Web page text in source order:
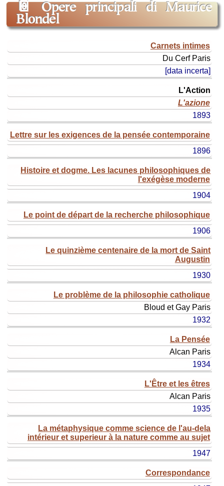
📔
Opere principali di Maurice
Blondel
originale
ital.
Carnets intimes
Du Cerf Paris
[data incerta]
L'Action
L'azione
1893
Lettre sur les exigences de la pensée contemporaine
1896
Histoire et dogme. Les lacunes philosophiques de
l'exégèse moderne
1904
Le point de départ de la recherche philosophique
1906
Le quinzième centenaire de la mort de Saint
Augustin
1930
Le problème de la philosophie catholique
Bloud et Gay Paris
1932
La Pensée
Alcan Paris
1934
L'Être et les êtres
Alcan Paris
1935
La métaphysique comme science de l'au-dela
intérieur et superieur à la nature comme au sujet
1947
Correspondance